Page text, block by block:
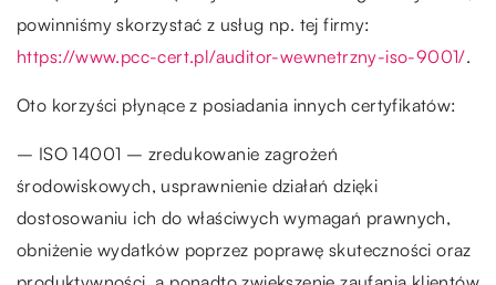
powinniśmy skorzystać z usług np. tej firmy:
https://www.pcc-cert.pl/auditor-wewnetrzny-iso-9001/.
Oto korzyści płynące z posiadania innych certyfikatów:
– ISO 14001 – zredukowanie zagrożeń
środowiskowych, usprawnienie działań dzięki
dostosowaniu ich do właściwych wymagań prawnych,
obniżenie wydatków poprzez poprawę skuteczności oraz